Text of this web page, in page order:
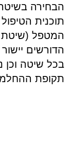
הבחירה
תוכנית
המטפל (שיטת
הדורשים
בכל שיטה וכן
תקופת